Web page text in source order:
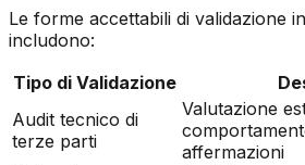
Le forme accettabili di validazione
includono:
Tipo di Validazione
Audit tecnico di
terze parti
Valutazione
affermazioni